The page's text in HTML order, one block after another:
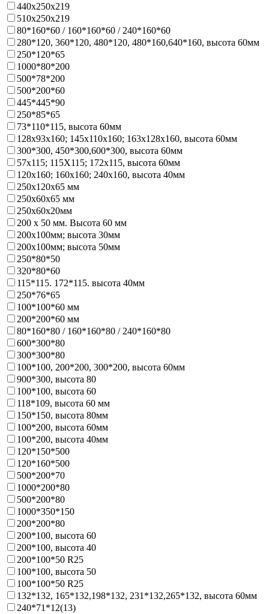
440х250х219
510х250х219
80*160*60 / 160*160*60 / 240*160*60
280*120, 360*120, 480*120, 480*160,640*160, высота 60мм
250*120*65
1000*80*200
500*78*200
500*200*60
445*445*90
250*85*65
73*110*115, высота 60мм
128х93x160; 145х110x160; 163х128x160, высота 60мм
300*300, 450*300,600*300, высота 60мм
57х115; 115Х115; 172х115, высота 60мм
120х160; 160х160; 240х160, высота 40мм
250х120х65 мм
250х60х65 мм
250х60х20мм
200 х 50 мм. Высота 60 мм
200х100мм; высота 30мм
200х100мм; высота 50мм
250*80*50
320*80*60
115*115. 172*115. высота 40мм
250*76*65
100*100*60 мм
200*200*60 мм
80*160*80 / 160*160*80 / 240*160*80
600*300*80
300*300*80
100*100, 200*200, 300*200, высота 60мм
900*300, высота 80
100*100, высота 60
118*109, высота 60 мм
150*150, высота 80мм
100*200, высота 60мм
100*200, высота 40мм
120*150*500
120*160*500
500*200*70
1000*200*80
500*200*80
1000*350*150
200*200*80
200*100, высота 60
200*100, высота 40
200*100*50 R25
100*100, высота 50
100*100*50 R25
132*132, 165*132,198*132, 231*132,265*132, высота 60мм
240*71*12(13)